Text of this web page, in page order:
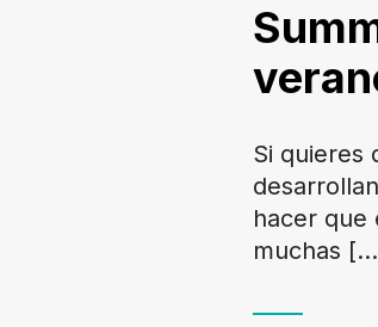
Si quieres
hacer que
muchas